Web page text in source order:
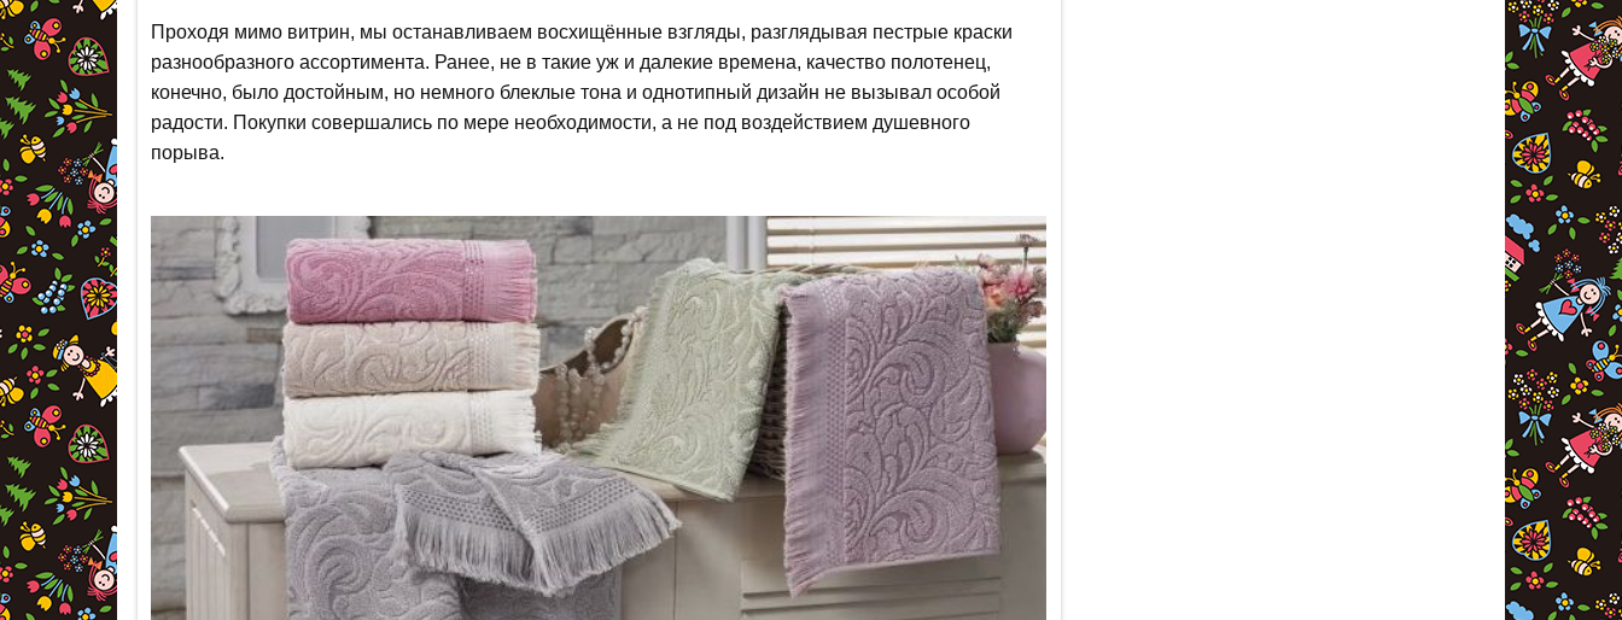
Проходя мимо витрин, мы останавливаем восхищённые взгляды, разглядывая пестрые краски
разнообразного ассортимента. Ранее, не в такие уж и далекие времена, качество полотенец,
конечно, было достойным, но немного блеклые тона и однотипный дизайн не вызывал особой
радости. Покупки совершались по мере необходимости, а не под воздействием душевного
порыва.